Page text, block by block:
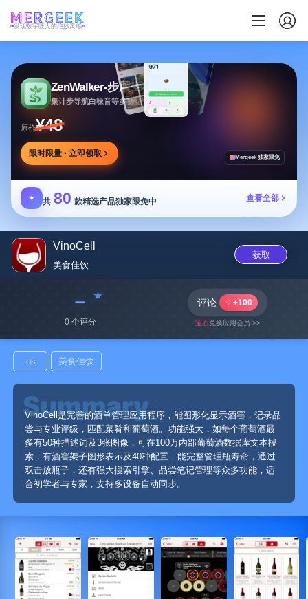
发现数字匠人的绝妙灵感
ZenWalker-步履生花
集计步导航白噪音等多功能于一体的健康应用
原价¥48
限时限量 · 立即领取 Mergeek 独家限免
✦ 共 80 款精选产品独家限免中 查看全部
VinoCell
美食佳饮
获取
﹣
0 个评分
评论 +100
宝石兑换应用会员 >>
ios 美食佳饮
VinoCell是完善的酒单管理应用程序，能图形化显示酒窖，记录品
尝与专业评级，匹配菜肴和葡萄酒。功能强大，如每个葡萄酒最
多有50种描述词及3张图像，可在100万内部葡萄酒数据库文本搜
索，有酒窖架子图形表示及40种配置，能完整管理瓶寿命，通过
双击放瓶子，还有强大搜索引擎、品尝笔记管理等众多功能，适
合初学者与专家，支持多设备自动同步。